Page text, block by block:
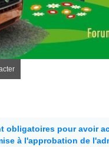
obligatoires pour avoir
à l'approbation de